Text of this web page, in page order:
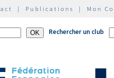
| Publications | Mon
Rechercher un club